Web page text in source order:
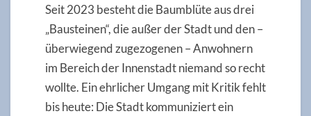
Seit 2023 besteht die Baumblüte aus drei
„Bausteinen“, die außer der Stadt und den –
überwiegend zugezogenen – Anwohnern
im Bereich der Innenstadt niemand so recht
wollte. Ein ehrlicher Umgang mit Kritik fehlt
bis heute: Die Stadt kommuniziert ein